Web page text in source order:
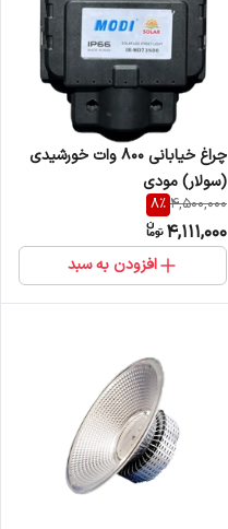
چراغ خیابانی 800 وات خورشیدی
(سولار) مودی
4,500,000
8%
4,111,000
افزودن به سبد